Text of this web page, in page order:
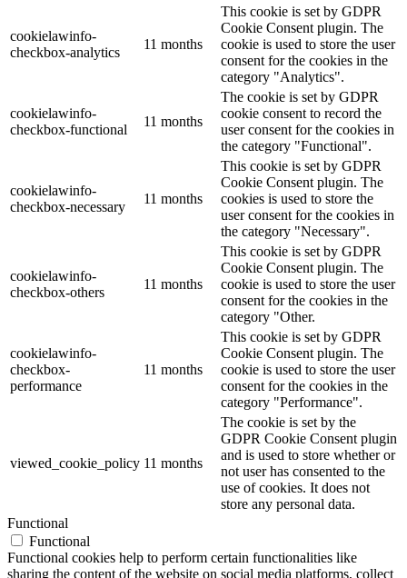
cookielawinfo-
checkbox-analytics
11 months
This cookie is set by GDPR
Cookie Consent plugin. The
cookie is used to store the user
consent for the cookies in the
category "Analytics".
cookielawinfo-
checkbox-functional
11 months
The cookie is set by GDPR
cookie consent to record the
user consent for the cookies in
the category "Functional".
cookielawinfo-
checkbox-necessary
11 months
This cookie is set by GDPR
Cookie Consent plugin. The
cookies is used to store the
user consent for the cookies in
the category "Necessary".
cookielawinfo-
checkbox-others
11 months
This cookie is set by GDPR
Cookie Consent plugin. The
cookie is used to store the user
consent for the cookies in the
category "Other.
cookielawinfo-
checkbox-
performance
11 months
This cookie is set by GDPR
Cookie Consent plugin. The
cookie is used to store the user
consent for the cookies in the
category "Performance".
viewed_cookie_policy 11 months
The cookie is set by the
GDPR Cookie Consent plugin
and is used to store whether or
not user has consented to the
use of cookies. It does not
store any personal data.
Functional
Functional
Functional cookies help to perform certain functionalities like
sharing the content of the website on social media platforms, collect